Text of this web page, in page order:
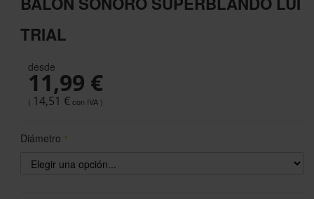
the
images
gallery
TRIAL
desde
11,99 €
14,51 €
Diámetro